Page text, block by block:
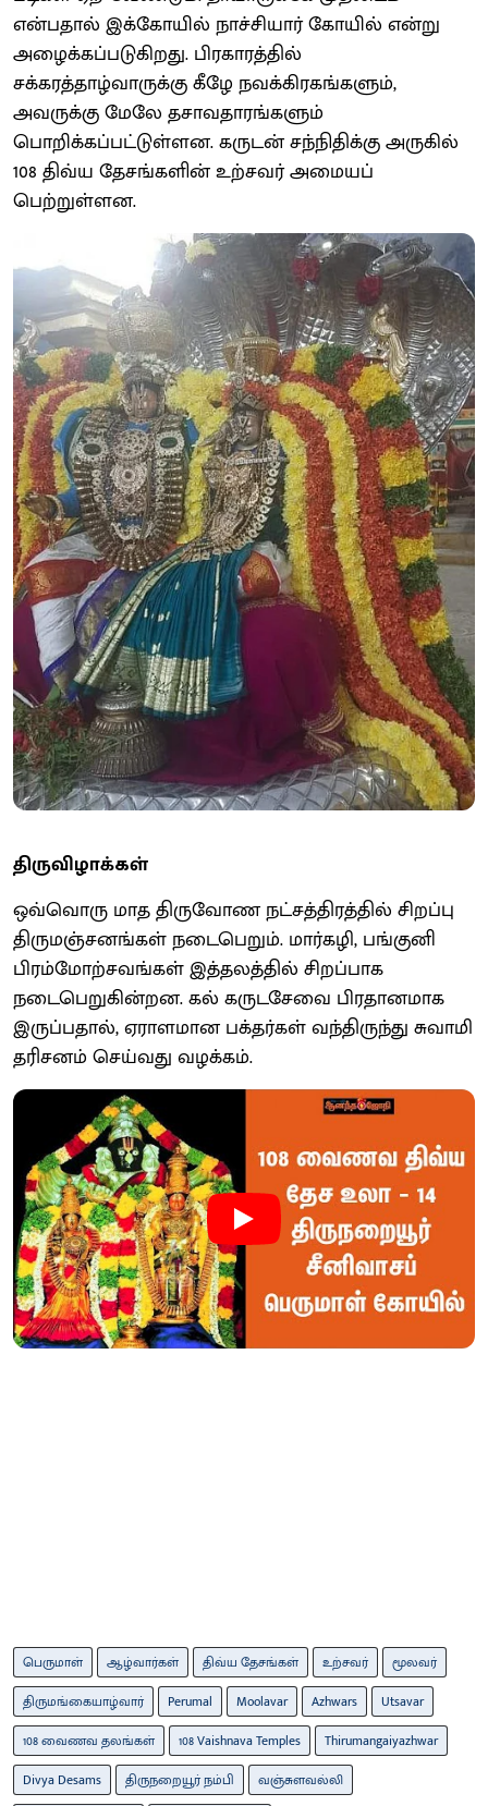
என்பதால் இக்கோயில் நாச்சியார் கோயில் என்று
அழைக்கப்படுகிறது. பிரகாரத்தில்
சக்கரத்தாழ்வாருக்கு கீழே நவக்கிரகங்களும்,
அவருக்கு மேலே தசாவதாரங்களும்
பொறிக்கப்பட்டுள்ளன. கருடன் சந்நிதிக்கு அருகில்
108 திவ்ய தேசங்களின் உற்சவர் அமையப்
பெற்றுள்ளன.
திருவிழாக்கள்
ஒவ்வொரு மாத திருவோண நட்சத்திரத்தில் சிறப்பு
திருமஞ்சனங்கள் நடைபெறும். மார்கழி, பங்குனி
பிரம்மோற்சவங்கள் இத்தலத்தில் சிறப்பாக
நடைபெறுகின்றன. கல் கருடசேவை பிரதானமாக
இருப்பதால், ஏராளமான பக்தர்கள் வந்திருந்து சுவாமி
தரிசனம் செய்வது வழக்கம்.
பெருமாள் ஆழ்வார்கள் திவ்ய தேசங்கள் உற்சவர்
மூலவர்
திருமங்கையாழ்வார்
Perumal Moolavar Azhwars
Utsavar
108 வைணவ தலங்கள்
108 Vaishnava Temples
Thirumangaiyazhwar
Divya Desams
திருநறையூர் நம்பி வஞ்சுளவல்லி